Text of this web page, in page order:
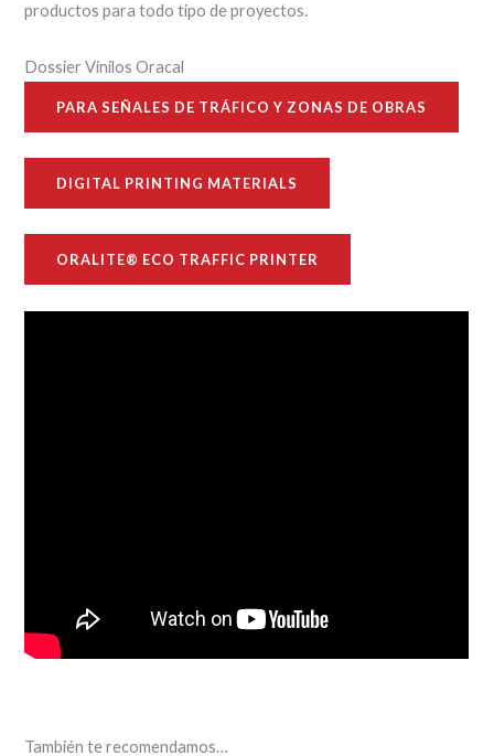
productos para todo tipo de proyectos.
Dossier Vinilos Oracal
PARA SEÑALES DE TRÁFICO Y ZONAS DE OBRAS
DIGITAL PRINTING MATERIALS
ORALITE® ECO TRAFFIC PRINTER
También te recomendamos…